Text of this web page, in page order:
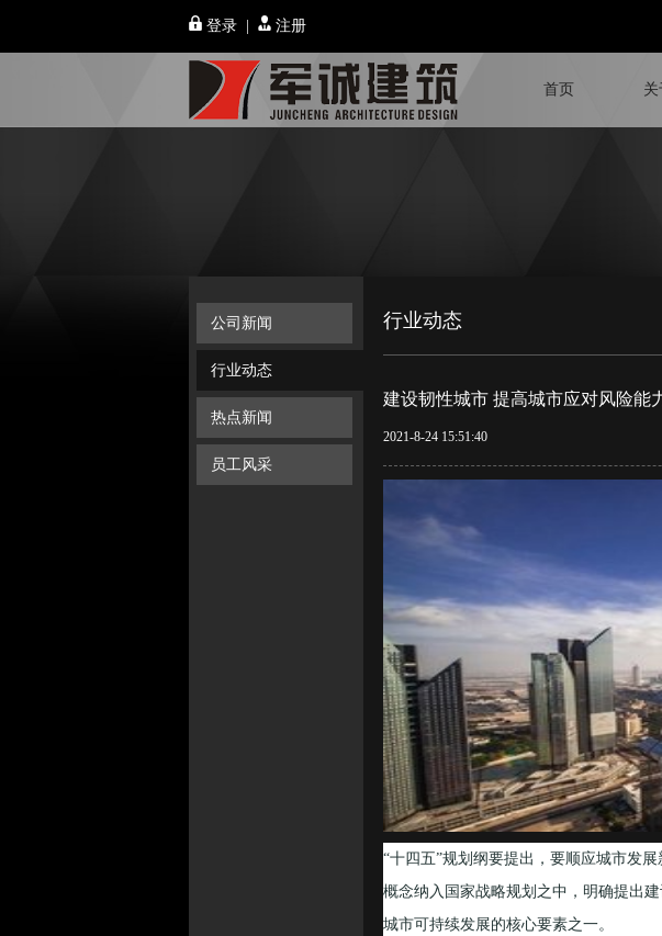
登录 注册
首页 关
公司新闻
行业动态
热点新闻
员工风采
行业动态
建设韧性城市 提高城市应对风险能
2021-8-24 15:51:40
“十四五”规划纲要提出，要顺应城市发
概念纳入国家战略规划之中，明确提出
城市可持续发展的核心要素之一。